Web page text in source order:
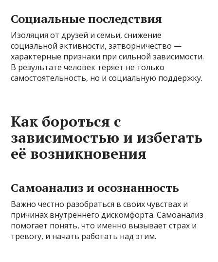
Социальные последствия
Изоляция от друзей и семьи, снижение
социальной активности, затворничество —
характерные признаки при сильной зависимости.
В результате человек теряет не только
самостоятельность, но и социальную поддержку.
Как бороться с
зависимостью и избегать
её возникновения
Самоанализ и осознанность
Важно честно разобраться в своих чувствах и
причинах внутреннего дискомфорта. Самоанализ
помогает понять, что именно вызывает страх и
тревогу, и начать работать над этим.